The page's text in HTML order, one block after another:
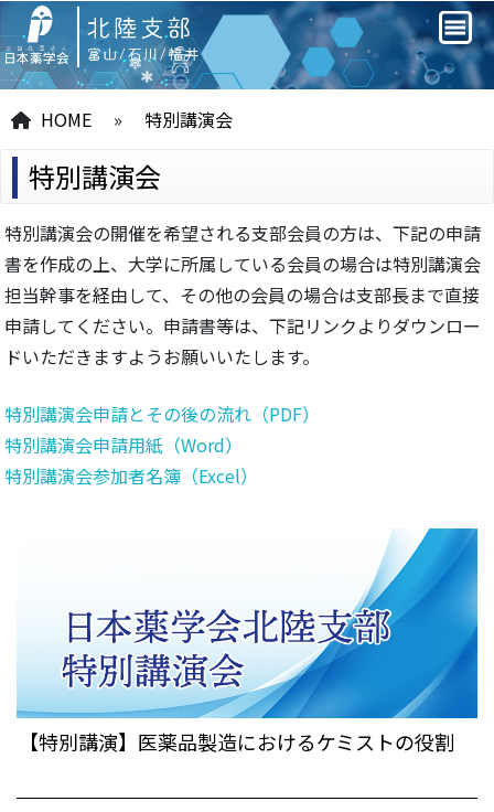
HOME » 特別講演会
特別講演会
特別講演会の開催を希望される支部会員の方は、下記の申請
書を作成の上、大学に所属している会員の場合は特別講演会
担当幹事を経由して、その他の会員の場合は支部長まで直接
申請してください。申請書等は、下記リンクよりダウンロー
ドいただきますようお願いいたします。
特別講演会申請とその後の流れ（PDF）
特別講演会申請用紙（Word）
特別講演会参加者名簿（Excel）
【特別講演】医薬品製造におけるケミストの役割